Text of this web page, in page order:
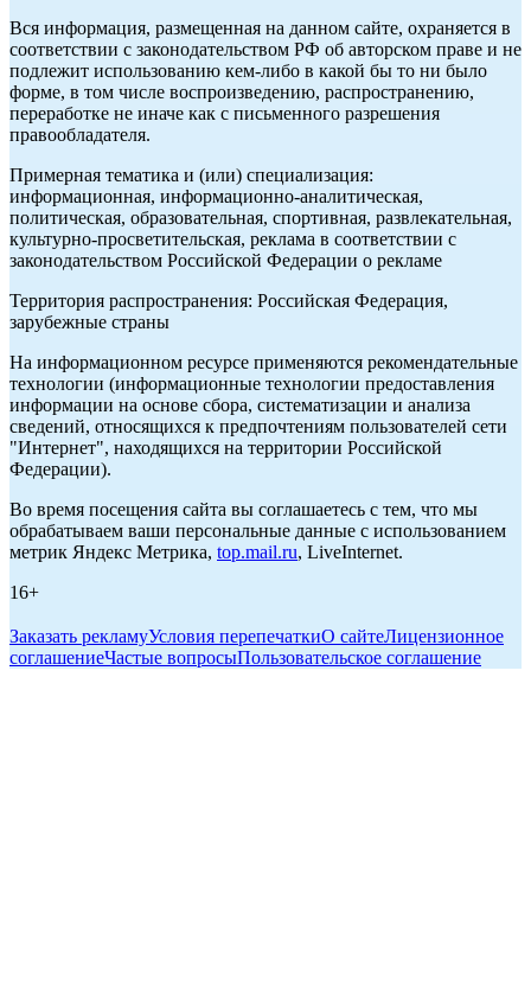
Вся информация, размещенная на данном сайте, охраняется в
соответствии с законодательством РФ об авторском праве и не
подлежит использованию кем-либо в какой бы то ни было
форме, в том числе воспроизведению, распространению,
переработке не иначе как с письменного разрешения
правообладателя.
Примерная тематика и (или) специализация:
информационная, информационно-аналитическая,
политическая, образовательная, спортивная, развлекательная,
культурно-просветительская, реклама в соответствии с
законодательством Российской Федерации о рекламе
Территория распространения: Российская Федерация,
зарубежные страны
На информационном ресурсе применяются рекомендательные
технологии (информационные технологии предоставления
информации на основе сбора, систематизации и анализа
сведений, относящихся к предпочтениям пользователей сети
"Интернет", находящихся на территории Российской
Федерации).
Во время посещения сайта вы соглашаетесь с тем, что мы
обрабатываем ваши персональные данные с использованием
метрик Яндекс Метрика, top.mail.ru, LiveInternet.
16+
Заказать рекламуУсловия перепечаткиО сайтеЛицензионное
соглашениеЧастые вопросыПользовательское соглашение